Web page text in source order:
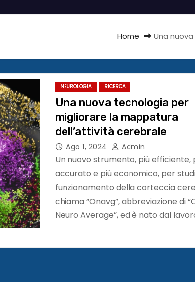
Home Una
NEUROLOGIA RICERCA
Una nuova tecnologia per
migliorare la mappatura
dell’attività cerebrale
Ago 1, 2024 Admin
Un nuovo strumento, più efficiente,
accurato e più economico, per
funzionamento della corteccia
chiama “Onavg”, abbreviazione di
Neuro Average”, ed è nato dal